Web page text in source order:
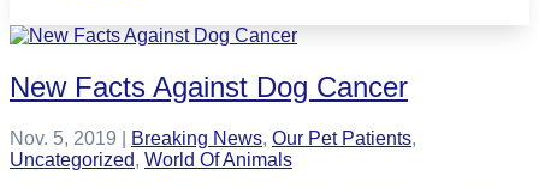
New Facts Against Dog Cancer
Nov. 5, 2019 Breaking News, Our Pet Patients,
Uncategorized, World Of Animals